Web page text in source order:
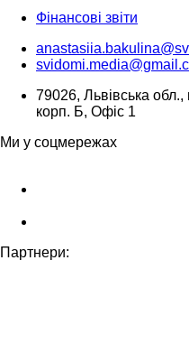
Фінансові звіти
79026, Львівська
корп. Б, Офіс 1
Ми у соцмережах
Партнери: